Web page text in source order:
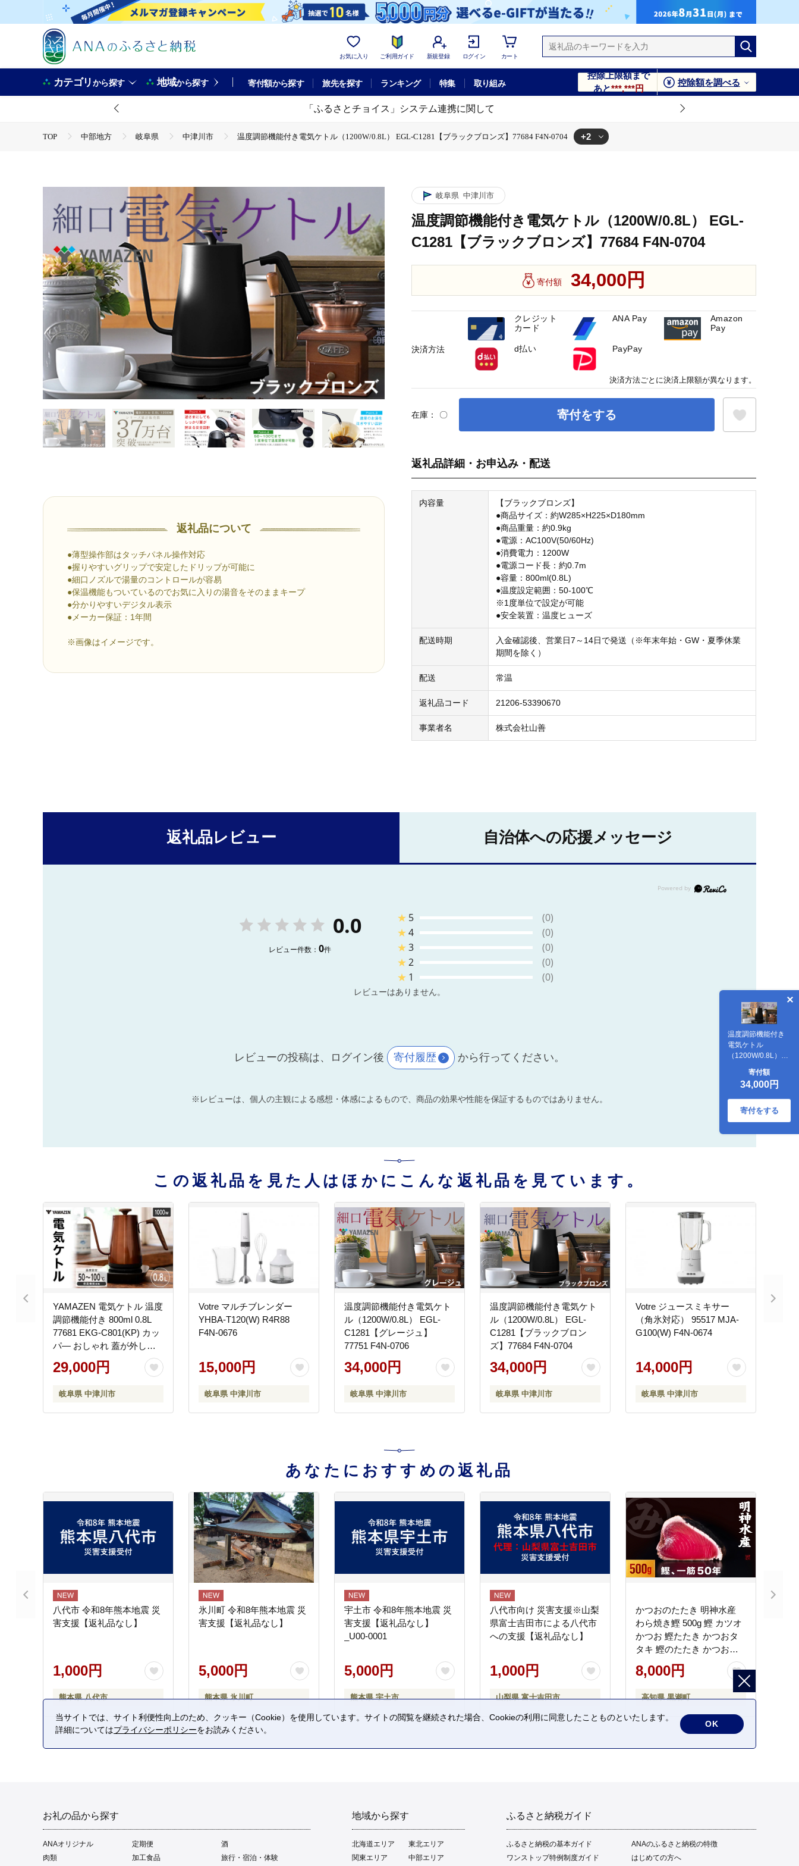
お気に入り ご利用ガイド 新規登録 ログイン カート
カテゴリから探す 地域から探す 寄付額から探す 旅先を探す ランキング 特集 取り組み
控除上限額まで
あと***,***円
控除額を調べる
「ふるさとチョイス」システム連携に関して
TOP 中部地方 岐阜県 中津川市 温度調節機能付き電気ケトル（1200W/0.8L） EGL-C1281【ブラックブロンズ】77684 F4N-0704 +2
返礼品について
●薄型操作部はタッチパネル操作対応
●握りやすいグリップで安定したドリップが可能に
●細口ノズルで湯量のコントロールが容易
●保温機能もついているのでお気に入りの湯音をそのままキープ
●分かりやすいデジタル表示
●メーカー保証：1年間
※画像はイメージです。
岐阜県 中津川市
温度調節機能付き電気ケトル（1200W/0.8L） EGL-
C1281【ブラックブロンズ】77684 F4N-0704
寄付額 34,000円
在庫： 〇 寄付をする
温度調節機能付き
電気ケトル
（1200W/0.8L）
ックブロンズ】
77684 F4N-0704
寄付額
34,000円
寄付をする
返礼品詳細・お申込み・配送
内容量
【ブラックブロンズ】
●商品サイズ：約W285×H225×D180mm
●商品重量：約0.9kg
●電源：AC100V(50/60Hz)
●消費電力：1200W
●電源コード長：約0.7m
●容量：800ml(0.8L)
●温度設定範囲：50-100℃
※1度単位で設定が可能
●安全装置：温度ヒューズ
配送時期
入金確認後、営業日7～14日で発送（※年末年始・GW・夏季休業
期間を除く）
配送 常温
返礼品コード 21206-53390670
事業者名 株式会社山善
決済方法
クレジット
カード
ANA Pay
Amazon
Pay
d払い PayPay
決済方法ごとに決済上限額が異なります。
返礼品レビュー 自治体への応援メッセージ
0.0
レビュー件数： 0件
★ 5
(0)
★4
(0)
★3
(0)
★2
(0)
★ 1 (0)
レビューはありません。
レビューの投稿は、ログイン後 寄付履歴 から行ってください。
※レビューは、個人の主観による感想・体感によるもので、商品の効果や性能を保証するものではありません。
この返礼品を見た人はほかにこんな返礼品を見ています。
YAMAZEN 電気ケトル 温度
調節機能付き 800ml 0.8L
77681 EKG-C801(KP) カッ
パ― おしゃれ 蓋が外しや
すい ケトル 電気ポット 温
度調整 温度調整付き 保温
ッチン用品 調理器具 調理
家電 山善 岐阜県 中津川市
29,000円
岐阜県 中津川市
Votre マルチブレンダー
YHBA-T120(W) R4R88
F4N-0676
15,000円
岐阜県 中津川市
温度調節機能付き電気ケト
ル（1200W/0.8L） EGL-
C1281【グレージュ】
77751 F4N-0706
34,000円
岐阜県 中津川市
温度調節機能付き電気ケト
ル（1200W/0.8L） EGL-
C1281【ブラックブロン
ズ】77684 F4N-0704
34,000円
岐阜県 中津川市
Votre ジュースミキサー
（角氷対応） 95517 MJA-
G100(W) F4N-0674
14,000円
岐阜県 中津川市
あなたにおすすめの返礼品
八代市 令和8年熊本地震 災
害支援【返礼品なし】
1,000円
熊本県 八代市
氷川町 令和8年熊本地震 災
害支援【返礼品なし】
5,000円
熊本県 氷川町
宇土市 令和8年熊本地震 災
害支援【返礼品なし】
_U00-0001
5,000円
熊本県 宇土市
八代市向け 災害支援※山梨
県富士吉田市による八代市
への支援【返礼品なし】
1,000円
山梨県 富士吉田市
かつおのたたき 明神水産
わら焼き鰹 500g 鰹 カツオ
かつお 鰹たたき かつおタ
タキ 鰹のたたき かつおの
タタキ 藁焼き わら焼き 魚
さかな 海鮮 刺身 お刺身 冷
凍 ご家庭用 グルメ 特産品
ご当地 本場 高知 黒潮町 ギ
フト 贈答品 人気 返礼品 ふ
るさと納税 魚介類 高知県
8,000円
高知県 黒潮町
お礼の品から探す
ANAオリジナル 定期便
酒
肉類
加工食品 旅行・宿泊・体験
地域から探す
北海道エリア
東北エリア
関東エリア
中部エリア
ふるさと納税ガイド
ふるさと納税の基本ガイド
ANAのふるさと納税の特徴
ワンストップ特例制度ガイド
はじめての方へ
当サイトでは、サイト利便性向上のため、クッキー（Cookie）を使用しています。サイトの閲覧を継続された場合、Cookieの利用に同意したことものといたします。
詳細についてはプライバシーポリシーをお読みください。
OK